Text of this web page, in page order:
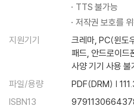
TTS 불가능
저작권 보호를
지원기기
크레마, PC(윈도
패드, 안드로이드
사양 기기 사용
파일/용량
PDF(DRM) |
ISBN13